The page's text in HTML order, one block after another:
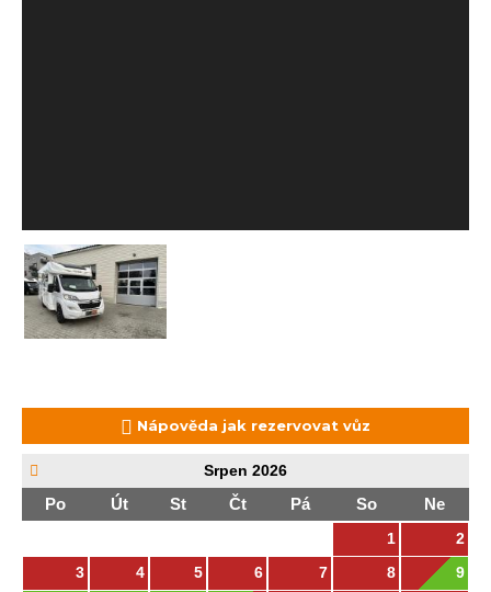
Nápověda jak rezervovat vůz
Srpen 2026
Po
Út St Čt Pá So Ne
1 2
3 4 5 6 7 8 9